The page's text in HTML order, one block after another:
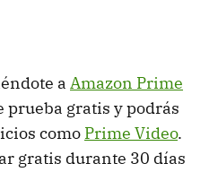
a Amazon Prime
prueba gratis y podrás
como Prime Video.
gratis durante 30 días